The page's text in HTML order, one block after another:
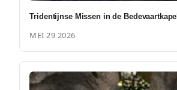
Tridentijnse Missen in de Bedevaartkapel
MEI 29 2026